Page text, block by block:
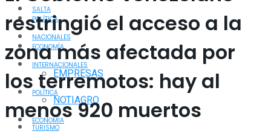
POLÍTICA
ECONOMÍA
EMPRESAS
NOTIAGRO
TURISMO
SALTA
NACIONALES
INTERNACIONALES
POLÍTICA
ECONOMÍA
restringió el acceso a la
zona más afectada por
los terremotos: hay al
menos 920 muertos